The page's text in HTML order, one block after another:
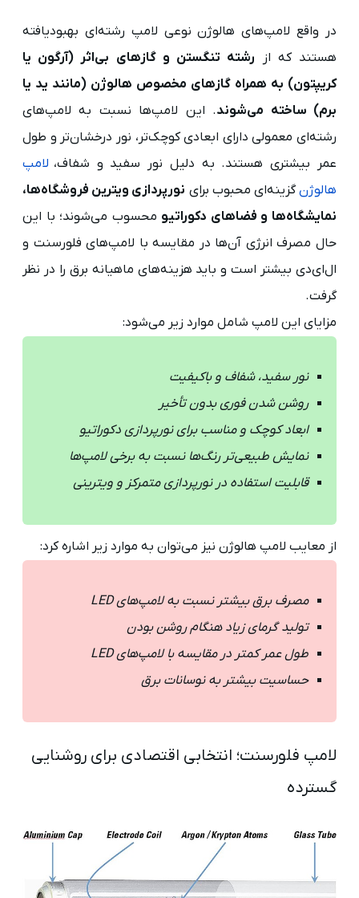
در واقع لامپ‌های هالوژن نوعی لامپ رشته‌ای بهبودیافته
هستند که از رشته تنگستن و گازهای بی‌اثر (آرگون یا
کریپتون) به همراه گازهای مخصوص هالوژن (مانند ید یا
برم) ساخته می‌شوند. این لامپ‌ها نسبت به لامپ‌های
رشته‌ای معمولی دارای ابعادی کوچک‌تر، نور درخشان‌تر و طول
عمر بیشتری هستند. به دلیل نور سفید و شفاف، لامپ
هالوژنگزینه‌ای محبوب برای نورپردازی ویترین فروشگاه‌ها،
نمایشگاه‌ها و فضاهای دکوراتیو محسوب می‌شوند؛ با این
حال مصرف انرژی آن‌ها در مقایسه با لامپ‌های فلورسنت و
ال‌ای‌دی بیشتر است و باید هزینه‌های ماهیانه برق را در نظر
گرفت.
مزایای این لامپ شامل موارد زیر می‌شود:
نور سفید، شفاف و باکیفیت
روشن شدن فوری بدون تأخیر
ابعاد کوچک و مناسب برای نورپردازی دکوراتیو
نمایش طبیعی‌تر رنگ‌ها نسبت به برخی لامپ‌ها
قابلیت استفاده در نورپردازی متمرکز و ویترینی
از معایب لامپ هالوژن نیز می‌توان به موارد زیر اشاره کرد:
مصرف برق بیشتر نسبت به لامپ‌های LED
تولید گرمای زیاد هنگام روشن بودن
طول عمر کمتر در مقایسه با لامپ‌های LED
حساسیت بیشتر به نوسانات برق
لامپ فلورسنت؛ انتخابی اقتصادی برای روشنایی
گسترده